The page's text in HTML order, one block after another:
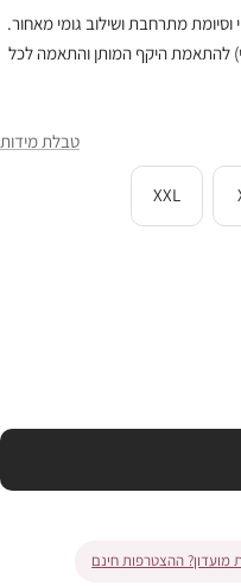
מתרחבת ושילוב גומי מאחור.
להתאמת היקף המותן והתאמה לכל
טבלת מידות
XXL
מועדון? ההצטרפות חינם